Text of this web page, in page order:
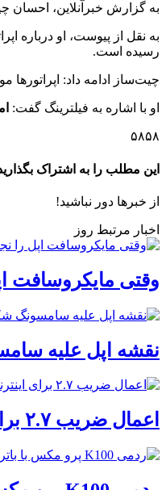
به گزارش خبرآنلاین، احسان
به نقل از پیوست، او
رسیده است.
چیت‌ساز ادامه داد: اپراتورها موظف‌اند سالانه حداقل ۱۰ درصد ظرفیت پردازشی خود
او با اشاره به فیلترینگ گفت:
۵۸۵۸
این مطلب را به اشتراک
از خبرها دور نباشید!
اخبار مرتبط روز
وقتی مایکروسافت
نقشه اپل علیه
اعمال ضریب ۲.۷ برای اینترنت بین‌الملل صحت دارد؟ / واکنش سازمان تنظیم مقررات